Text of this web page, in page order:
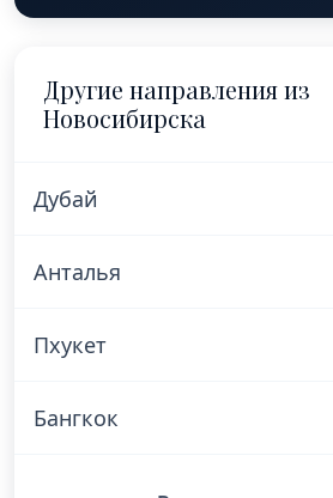
Другие направления из
Новосибирска
Дубай
Анталья
Пхукет
Бангкок